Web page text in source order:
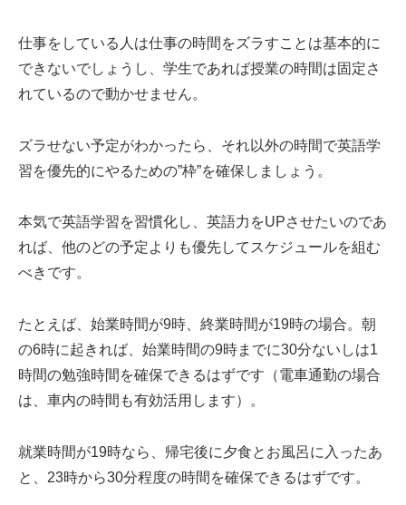
仕事をしている人は仕事の時間をズラすことは基本的に
できないでしょうし、学生であれば授業の時間は固定さ
れているので動かせません。
ズラせない予定がわかったら、それ以外の時間で英語学
習を優先的にやるための”枠”を確保しましょう。
本気で英語学習を習慣化し、英語力をUPさせたいのであ
れば、他のどの予定よりも優先してスケジュールを組む
べきです。
たとえば、始業時間が9時、終業時間が19時の場合。朝
の6時に起きれば、始業時間の9時までに30分ないしは1
時間の勉強時間を確保できるはずです（電車通勤の場合
は、車内の時間も有効活用します）。
就業時間が19時なら、帰宅後に夕食とお風呂に入ったあ
と、23時から30分程度の時間を確保できるはずです。